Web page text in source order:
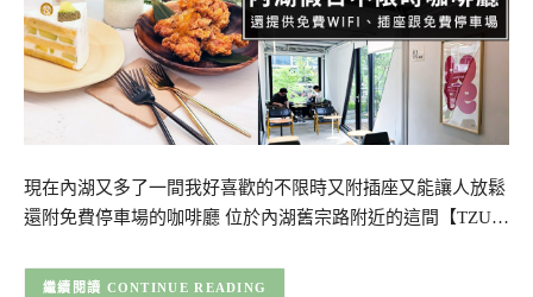
現在內湖又多了一間我好喜歡的不限時又附插座又能讓人放鬆
還附免費停車場的咖啡廳 位於內湖舊宗路附近的這間【TZU…
CONTINUE READING